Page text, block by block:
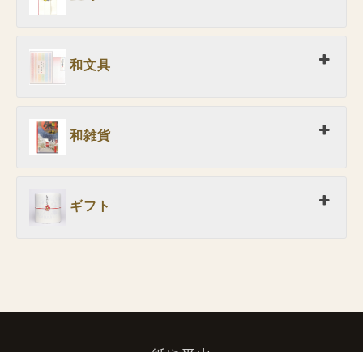
和文具
和雑貨
ギフト